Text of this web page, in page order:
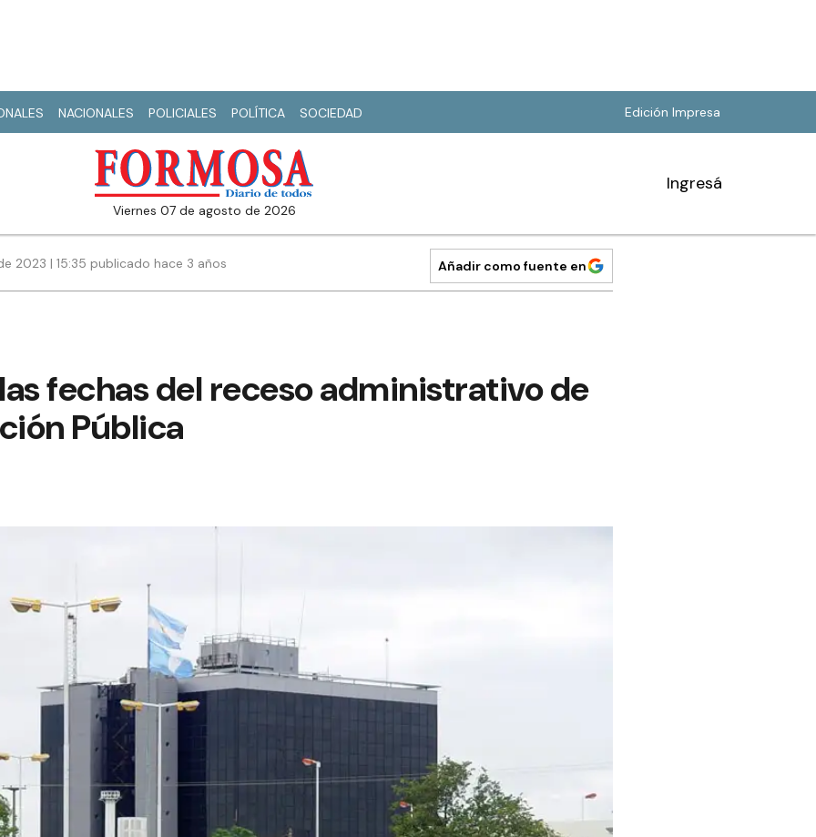
NACIONALES POLICIALES POLÍTICA SOCIEDAD Edición Impresa
viernes 07 de agosto de 2026
Ingresá
2023 | 15:35 publicado hace 3 años Añadir como fuente en
fechas del receso administrativo de
Pública